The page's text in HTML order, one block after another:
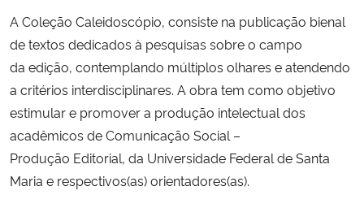
Ministério da Mulher, da Família e dos Direitos Humanos
Secretaria-Geral
Secretaria de Governo
Advocacia-Geral da União
A Coleção Caleidoscópio, consiste na publicação bienal
de textos dedicados à pesquisas sobre o campo
da edição, contemplando múltiplos olhares e atendendo
a critérios interdisciplinares. A obra tem como objetivo
estimular e promover a produção intelectual dos
acadêmicos de Comunicação Social –
Produção Editorial, da Universidade Federal de Santa
Maria e respectivos(as) orientadores(as).